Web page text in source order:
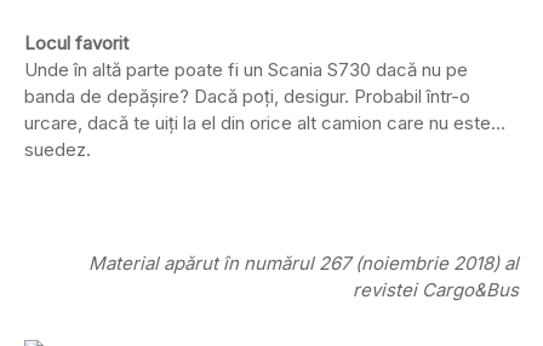
Locul favorit
Unde în altă parte poate fi un Scania S730 dacă nu pe
banda de depășire? Dacă poți, desigur. Probabil într-o
urcare, dacă te uiți la el din orice alt camion care nu este…
suedez.
Material apărut în numărul 267 (noiembrie 2018) al
revistei Cargo&Bus